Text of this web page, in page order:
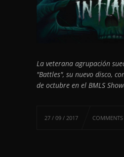
La veterana agrupación
"Battles", su nuevo disco,
de octubre en el BMLS
27 / 09 / 2017